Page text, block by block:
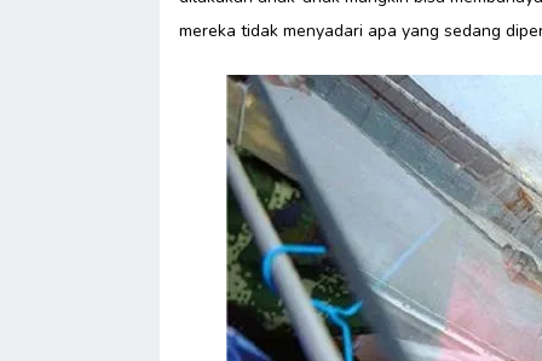
mereka tidak menyadari apa yang sedang